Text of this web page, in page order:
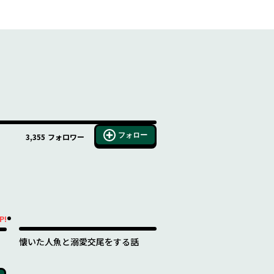
3,355 フォロワー フォロー
懐いた人魚と溺愛交尾をする話